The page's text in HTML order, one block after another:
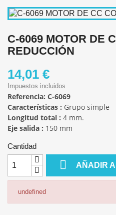
C-6069 MOTOR DE
REDUCCIÓN
14,01 €
Impuestos incluidos
Referencia: C-6069
Características : Grupo simple
Longitud total : 4 mm.
Eje salida : 150 mm
Cantidad
 AÑADIR
undefined